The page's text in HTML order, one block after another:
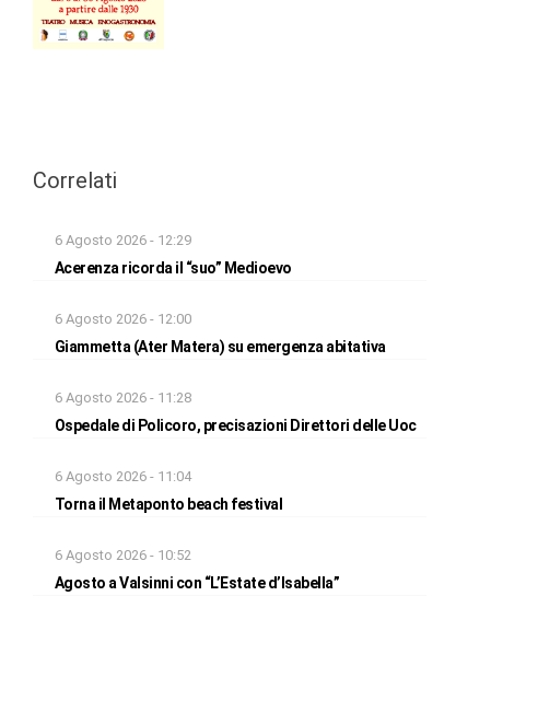
Correlati
6 Agosto 2026 - 12:29
Acerenza ricorda il “suo” Medioevo
6 Agosto 2026 - 12:00
Giammetta (Ater Matera) su emergenza abitativa
6 Agosto 2026 - 11:28
Ospedale di Policoro, precisazioni Direttori delle Uoc
6 Agosto 2026 - 11:04
Torna il Metaponto beach festival
6 Agosto 2026 - 10:52
Agosto a Valsinni con “L’Estate d’Isabella”